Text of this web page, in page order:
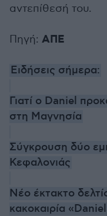
αντεπίθεσή του.
Πηγή: ΑΠΕ
Ειδήσεις σήμερα:
Γιατί ο Daniel
στη Μαγνησία
Σύγκρουση δύο
Κεφαλονιάς
Νέο έκτακτο
κακοκαιρία